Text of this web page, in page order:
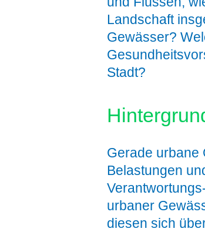
Landschaft
Gewässer?
Stadt?
Gerade urbane
Belastungen
urbaner
diesen sich